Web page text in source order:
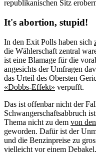
republikanischen Sitz
It's abortion, stupid!
In den Exit Polls haben sich
die Wählerschaft zentral
ist eine Blamage für die
angesichts der Umfragen
das Urteil des Obersten
«Dobbs-Effekt» verpufft.
Das ist offenbar nicht der
Schwangerschaftsabbruch
Thema nicht zu dem von
geworden. Dafür ist der
und die Benzinpreise zu
vielleicht vor einem Debakel.